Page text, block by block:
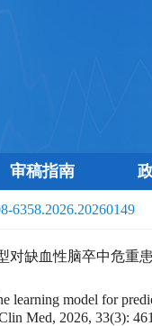
审稿指南
6358.2026.20260149
血性脑卒中危重患
learning model for
Med, 2026, 33(3):